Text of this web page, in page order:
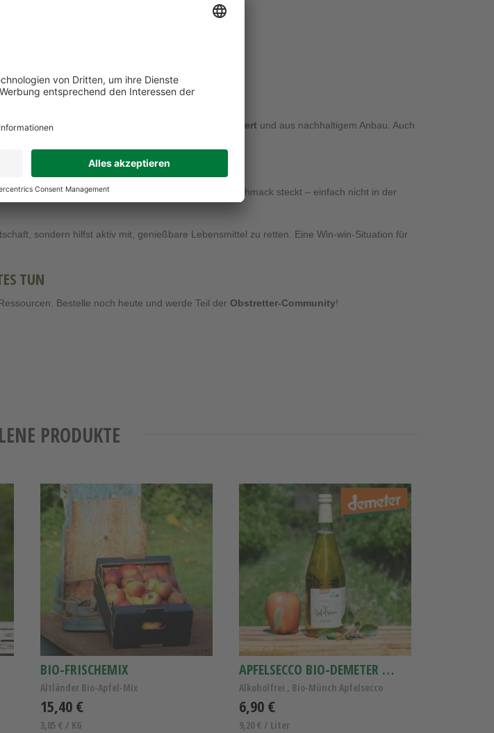
– je nach Verfügbarkeit. Alle Äpfel sind bio-zertifiziert und aus nachhaltigem Anbau. Auch
Du bekommst Obst, das voller Vitamine und Geschmack steckt – einfach nicht in der
sondern hilfst aktiv mit, genießbare Lebensmittel zu retten. Eine Win-win-Situation für
TUN
Bestelle noch heute und werde Teil der Obstretter-Community!
PRODUKTE
BIO-FRISCHEMIX
Altländer Bio-Apfel-Mix
15,40 €
3,85 € / KG
APFELSECCO BIO-DEMETER 0,75L
Alkoholfrei , Bio-Münch Apfelsecco
6,90 €
9,20 € / Liter